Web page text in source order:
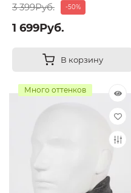
3 399Руб. -50%
1 699Руб.
В корзину
Много оттенков